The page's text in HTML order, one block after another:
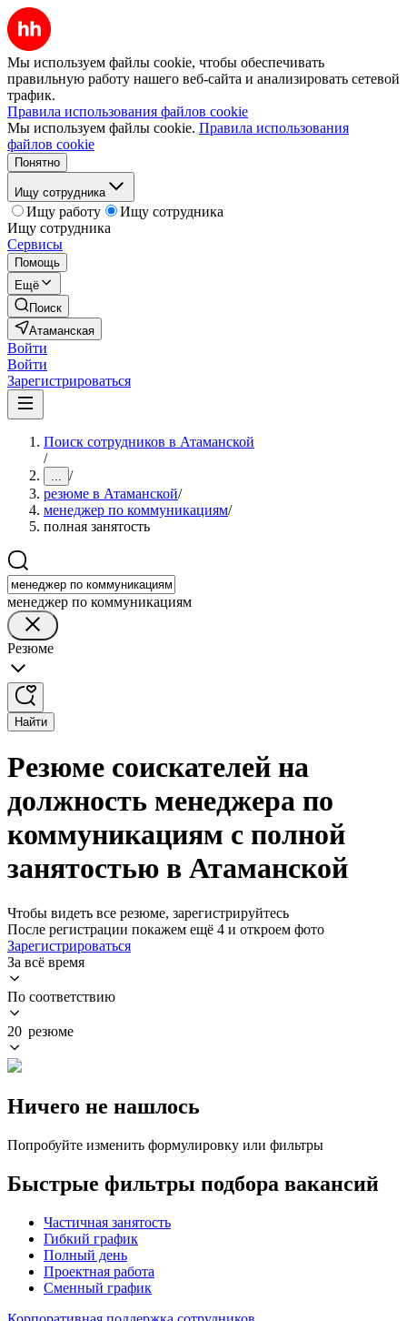
Мы используем файлы cookie, чтобы обеспечивать
правильную работу нашего веб-сайта и анализировать сетевой
трафик.
Правила использования файлов cookie
Мы используем файлы cookie. Правила использования
файлов cookie
Понятно
Ищу сотрудника
Ищу работу
Ищу сотрудника
Ищу сотрудника
Сервисы
Помощь
Ещё
Поиск
Атаманская
Войти
Войти
Зарегистрироваться
Поиск сотрудников в Атаманской
/
... /
резюме в Атаманской/
менеджер по коммуникациям/
полная занятость
менеджер по коммуникациям
Резюме
Найти
Резюме соискателей на
должность менеджера по
коммуникациям с полной
занятостью в Атаманской
Чтобы видеть все резюме, зарегистрируйтесь
После регистрации покажем ещё 4 и откроем фото
Зарегистрироваться
За всё время
По соответствию
20 резюме
Ничего не нашлось
Попробуйте изменить формулировку или фильтры
Быстрые фильтры подбора вакансий
Частичная занятость
Гибкий график
Полный день
Проектная работа
Сменный график